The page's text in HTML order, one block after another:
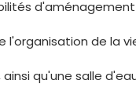
l'organisation de la
qu'une salle